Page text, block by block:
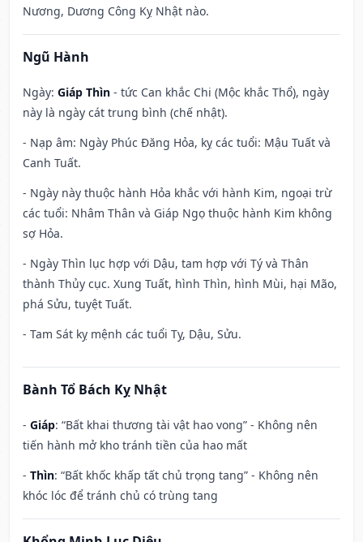
Nương, Dương Công Kỵ Nhật nào.
Ngũ Hành
Ngày: Giáp Thìn - tức Can khắc Chi (Mộc khắc Thổ), ngày
này là ngày cát trung bình (chế nhật).
- Nạp âm: Ngày Phúc Đăng Hỏa, kỵ các tuổi: Mậu Tuất và
Canh Tuất.
- Ngày này thuộc hành Hỏa khắc với hành Kim, ngoại trừ
các tuổi: Nhâm Thân và Giáp Ngọ thuộc hành Kim không
sợ Hỏa.
- Ngày Thìn lục hợp với Dậu, tam hợp với Tý và Thân
thành Thủy cục. Xung Tuất, hình Thìn, hình Mùi, hại Mão,
phá Sửu, tuyệt Tuất.
- Tam Sát kỵ mệnh các tuổi Tỵ, Dậu, Sửu.
Bành Tổ Bách Kỵ Nhật
- Giáp: “Bất khai thương tài vật hao vong” - Không nên
tiến hành mở kho tránh tiền của hao mất
- Thìn: “Bất khốc khấp tất chủ trọng tang” - Không nên
khóc lóc để tránh chủ có trùng tang